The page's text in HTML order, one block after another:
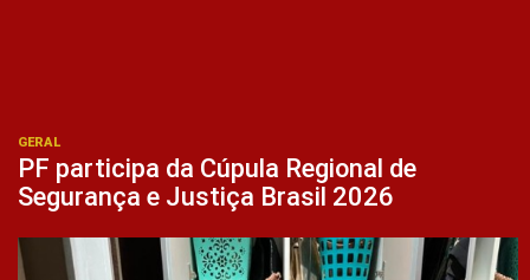
GERAL
PF participa da Cúpula Regional de
Segurança e Justiça Brasil 2026